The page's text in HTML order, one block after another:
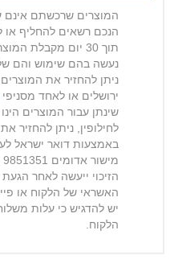
המוצרים שרכשתם אינם
הנכם רשאים להחליף או
תוך 30 יום מקבלת
נעשה בהם שימוש והם
ירושלים או לאחד
שינתן עבור המוצרים
לחילופין, ניתן להחזיר
מישוראדומים 9851351 או באמצעות חברת שליחויות.
הזיכוי ייעשה לאחר
האשראי של הלקוח או
יש להדגיש כי עלות
הלקוח.